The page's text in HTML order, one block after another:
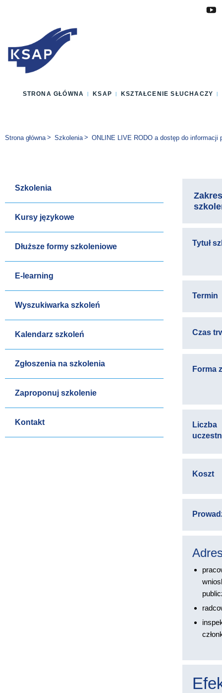
STRONA GŁÓWNA KSAP KSZTAŁCENIE SŁUCHACZY
Jesteś tutaj:
Strona główna Szkolenia ONLINE LIVE RODO a dostęp do informacji
Szkolenia
Kursy językowe
Dłuższe formy szkoleniowe
E-learning
Wyszukiwarka szkoleń
Kalendarz szkoleń
Zgłoszenia na szkolenia
Zaproponuj szkolenie
Kontakt
Zakres
Tytuł
Termin
Czas
Forma
Liczba
Koszt